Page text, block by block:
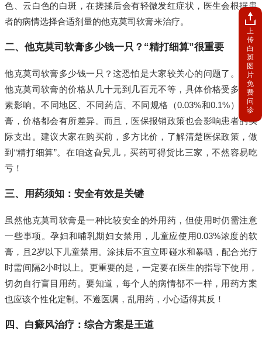
色、云白色的白斑，在搓揉后会有轻微发红症状，医生会根据患
者的病情选择合适剂量的他克莫司软膏来治疗。
二、他克莫司软膏多少钱一只？“精打细算”很重要
他克莫司软膏多少钱一只？这恐怕是大家较关心的问题了。一般
他克莫司软膏的价格从几十元到几百元不等，具体价格受多种因
素影响。不同地区、不同药店、不同规格（0.03%和0.1%）的软
膏，价格都会有所差异。而且，医保报销政策也会影响患者的实
际支出。建议大家在购买前，多方比价，了解清楚医保政策，做
到“精打细算”。在咱这旮旯儿，买药可得货比三家，不然容易吃
亏！
三、用药须知：安全有效是关键
虽然他克莫司软膏是一种比较安全的外用药，但使用时仍需注意
一些事项。孕妇和哺乳期妇女禁用，儿童应使用0.03%浓度的软
膏，且2岁以下儿童禁用。涂抹后不宜立即碰水和暴晒，配合光疗
时需间隔2小时以上。更重要的是，一定要在医生的指导下使用，
切勿自行盲目用药。要知道，每个人的病情都不一样，用药方案
也应该个性化定制。不遵医嘱，乱用药，小心适得其反！
四、白癜风治疗：综合方案是王道
上
传
白
斑
图
片
免
费
问
诊